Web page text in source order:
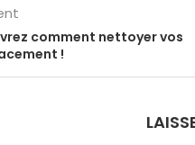
comment nettoyer vos
!